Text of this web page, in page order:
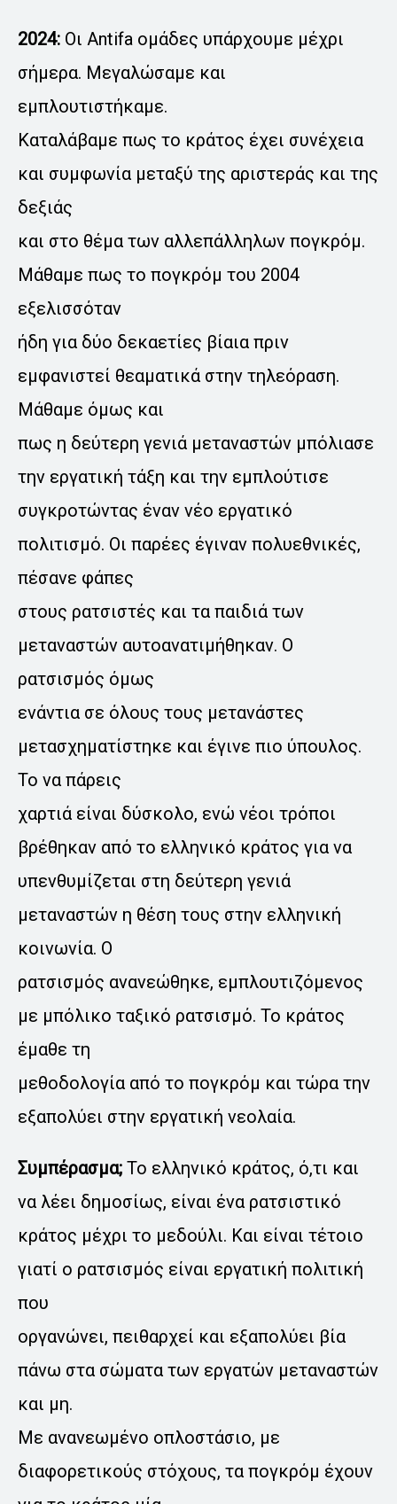
2024: Οι Antifa ομάδες υπάρχουμε μέχρι
σήμερα. Μεγαλώσαμε και
εμπλουτιστήκαμε.
Καταλάβαμε πως το κράτος έχει συνέχεια
και συμφωνία μεταξύ της αριστεράς και της
δεξιάς
και στο θέμα των αλλεπάλληλων πογκρόμ.
Μάθαμε πως το πογκρόμ του 2004
εξελισσόταν
ήδη για δύο δεκαετίες βίαια πριν
εμφανιστεί θεαματικά στην τηλεόραση.
Μάθαμε όμως και
πως η δεύτερη γενιά μεταναστών μπόλιασε
την εργατική τάξη και την εμπλούτισε
συγκροτώντας έναν νέο εργατικό
πολιτισμό. Οι παρέες έγιναν πολυεθνικές,
πέσανε φάπες
στους ρατσιστές και τα παιδιά των
μεταναστών αυτοανατιμήθηκαν. Ο
ρατσισμός όμως
ενάντια σε όλους τους μετανάστες
μετασχηματίστηκε και έγινε πιο ύπουλος.
Το να πάρεις
χαρτιά είναι δύσκολο, ενώ νέοι τρόποι
βρέθηκαν από το ελληνικό κράτος για να
υπενθυμίζεται στη δεύτερη γενιά
μεταναστών η θέση τους στην ελληνική
κοινωνία. Ο
ρατσισμός ανανεώθηκε, εμπλουτιζόμενος
με μπόλικο ταξικό ρατσισμό. Το κράτος
έμαθε τη
μεθοδολογία από το πογκρόμ και τώρα την
εξαπολύει στην εργατική νεολαία.
Συμπέρασμα; Το ελληνικό κράτος, ό,τι και
να λέει δημοσίως, είναι ένα ρατσιστικό
κράτος μέχρι το μεδούλι. Και είναι τέτοιο
γιατί ο ρατσισμός είναι εργατική πολιτική
που
οργανώνει, πειθαρχεί και εξαπολύει βία
πάνω στα σώματα των εργατών μεταναστών
και μη.
Με ανανεωμένο οπλοστάσιο, με
διαφορετικούς στόχους, τα πογκρόμ έχουν